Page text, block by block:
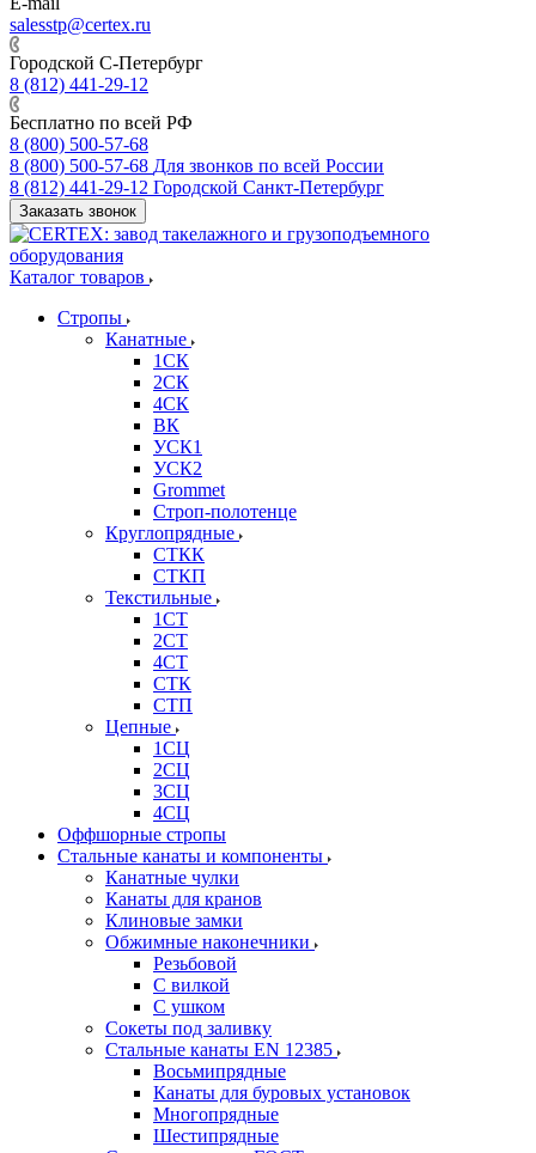
salesstp@certex.ru
Городской С-Петербург
8 (812) 441-29-12
Бесплатно по всей РФ
8 (800) 500-57-68
8 (800) 500-57-68 Для звонков по всей России
8 (812) 441-29-12 Городской Санкт-Петербург
Заказать звонок
Каталог товаров
Стропы
Канатные
1СК
2СК
4СК
ВК
УСК1
УСК2
Grommet
Строп-полотенце
Круглопрядные
СТКК
СТКП
Текстильные
1СТ
2СТ
4СТ
СТК
СТП
Цепные
1СЦ
2СЦ
3СЦ
4СЦ
Оффшорные стропы
Стальные канаты и компоненты
Канатные чулки
Канаты для кранов
Клиновые замки
Обжимные наконечники
Резьбовой
С вилкой
С ушком
Сокеты под заливку
Стальные канаты EN 12385
Восьмипрядные
Канаты для буровых установок
Многопрядные
Шестипрядные